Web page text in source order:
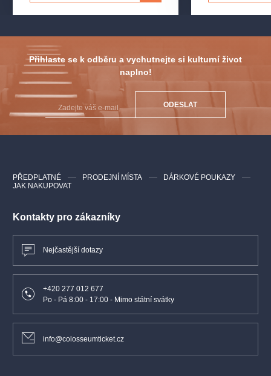
Přihlaste se k odběru a vychutnejte si kulturní život
naplno!
ODESLAT
Kontakty pro zákazníky
Nejčastější dotazy
+420 277 012 677
Po - Pá 8:00 - 17:00 - Mimo státní svátky
info@colosseumticket.cz
PŘEDPLATNÉ PRODEJNÍ MÍSTA
DÁRKOVÉ POUKAZY
JAK NAKUPOVAT